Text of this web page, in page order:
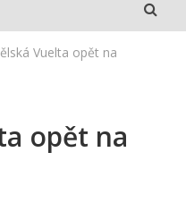
Vuelta opět na
opět na